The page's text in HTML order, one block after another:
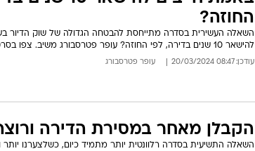
החוזה?
השאלה העשירית בסדרה מתייחסת להבטחה הגדולה של שוק הדיור
להישאר 10 שנים בדירה, לפי החוזה? עופר פטרסבורג משיב. צפו בסרטון
עודכן: 08:47 20/03/2024 עופר פטרסבורג
הקבלן מאחר במסירת הדירה
השאלה התשיעית בסדרה רלוונטית יותר מתמיד כיום, כשלצערנו